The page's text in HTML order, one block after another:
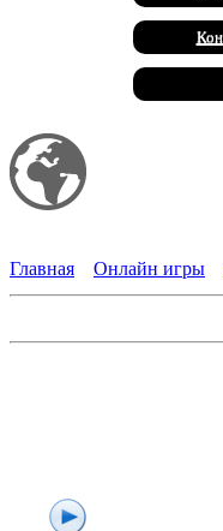
Главная
Онлайн игры